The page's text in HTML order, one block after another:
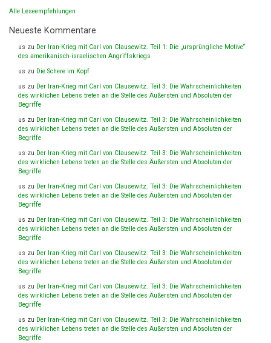
Alle Leseempfehlungen
Neueste Kommentare
us zu Der Iran-Krieg mit Carl von Clausewitz. Teil 1: Die „ursprüngliche Motive“
des amerikanisch-israelischen Angriffskriegs
us zu Die Schere im Kopf
us zu Der Iran-Krieg mit Carl von Clausewitz. Teil 3: Die Wahrscheinlichkeiten
des wirklichen Lebens treten an die Stelle des Äußersten und Absoluten der
Begriffe
us zu Der Iran-Krieg mit Carl von Clausewitz. Teil 3: Die Wahrscheinlichkeiten
des wirklichen Lebens treten an die Stelle des Äußersten und Absoluten der
Begriffe
us zu Der Iran-Krieg mit Carl von Clausewitz. Teil 3: Die Wahrscheinlichkeiten
des wirklichen Lebens treten an die Stelle des Äußersten und Absoluten der
Begriffe
us zu Der Iran-Krieg mit Carl von Clausewitz. Teil 3: Die Wahrscheinlichkeiten
des wirklichen Lebens treten an die Stelle des Äußersten und Absoluten der
Begriffe
us zu Der Iran-Krieg mit Carl von Clausewitz. Teil 3: Die Wahrscheinlichkeiten
des wirklichen Lebens treten an die Stelle des Äußersten und Absoluten der
Begriffe
us zu Der Iran-Krieg mit Carl von Clausewitz. Teil 3: Die Wahrscheinlichkeiten
des wirklichen Lebens treten an die Stelle des Äußersten und Absoluten der
Begriffe
us zu Der Iran-Krieg mit Carl von Clausewitz. Teil 3: Die Wahrscheinlichkeiten
des wirklichen Lebens treten an die Stelle des Äußersten und Absoluten der
Begriffe
us zu Der Iran-Krieg mit Carl von Clausewitz. Teil 3: Die Wahrscheinlichkeiten
des wirklichen Lebens treten an die Stelle des Äußersten und Absoluten der
Begriffe